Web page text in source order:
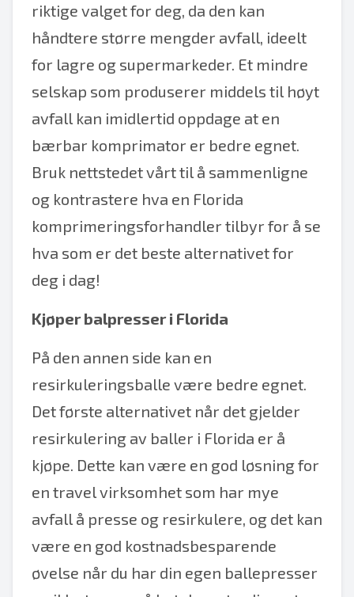
riktige valget for deg, da den kan
håndtere større mengder avfall, ideelt
for lagre og supermarkeder. Et mindre
selskap som produserer middels til høyt
avfall kan imidlertid oppdage at en
bærbar komprimator er bedre egnet.
Bruk nettstedet vårt til å sammenligne
og kontrastere hva en Florida
komprimeringsforhandler tilbyr for å se
hva som er det beste alternativet for
deg i dag!
Kjøper balpresser i Florida
På den annen side kan en
resirkuleringsballe være bedre egnet.
Det første alternativet når det gjelder
resirkulering av baller i Florida er å
kjøpe. Dette kan være en god løsning for
en travel virksomhet som har mye
avfall å presse og resirkulere, og det kan
være en god kostnadsbesparende
øvelse når du har din egen ballepresser